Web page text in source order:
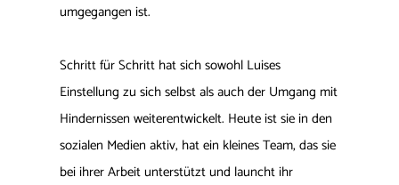
umgegangen ist.
Schritt für Schritt hat sich sowohl Luises
Einstellung zu sich selbst als auch der Umgang mit
Hindernissen weiterentwickelt. Heute ist sie in den
sozialen Medien aktiv, hat ein kleines Team, das sie
bei ihrer Arbeit unterstützt und launcht ihr